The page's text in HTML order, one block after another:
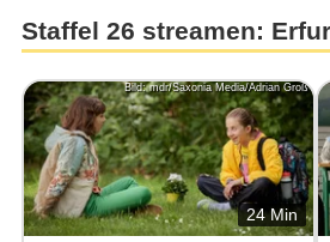
Staffel 26 streamen:
Bild: mdr/Saxonia Media/Adrian Groß
24 Min